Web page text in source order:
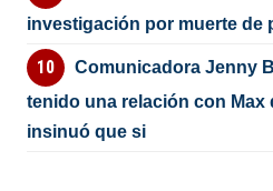
investigación por muerte de
Comunicadora Jenny
tenido una relación con Max
insinuó que si